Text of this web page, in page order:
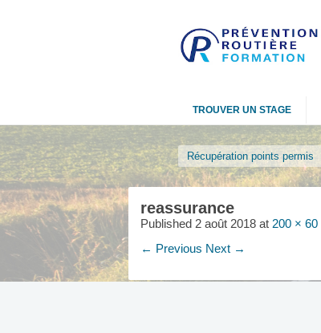
TROUVER UN STAGE
Récupération points permis
reassurance
Published 2 août 2018 at 200 × 60
← Previous Next →